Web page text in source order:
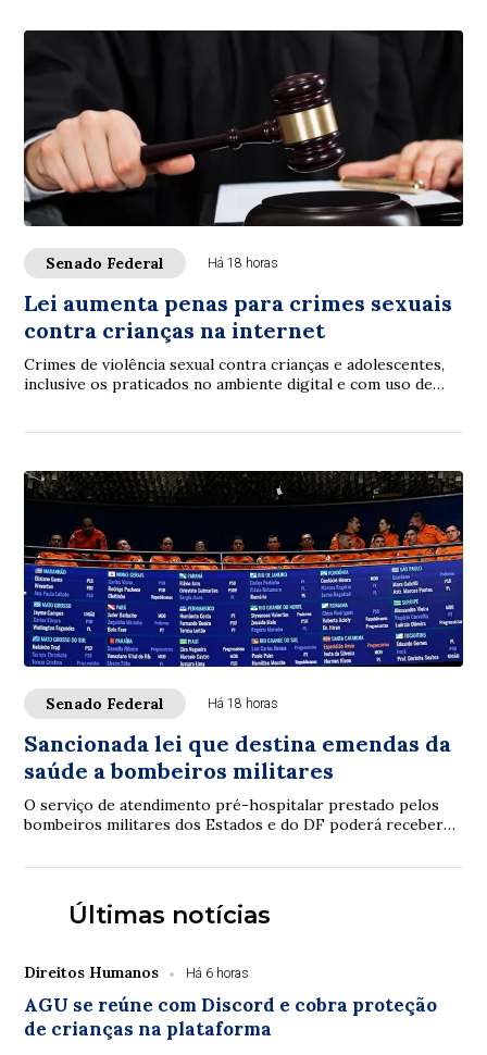
Senado Federal Há 18 horas
Lei aumenta penas para crimes sexuais
contra crianças na internet
Crimes de violência sexual contra crianças e adolescentes,
inclusive os praticados no ambiente digital e com uso de
Senado Federal Há 18 horas
Sancionada lei que destina emendas da
saúde a bombeiros militares
O serviço de atendimento pré-hospitalar prestado pelos
bombeiros militares dos Estados e do DF poderá receber
Últimas notícias
Direitos Humanos Há 6 horas
AGU se reúne com Discord e cobra proteção
de crianças na plataforma